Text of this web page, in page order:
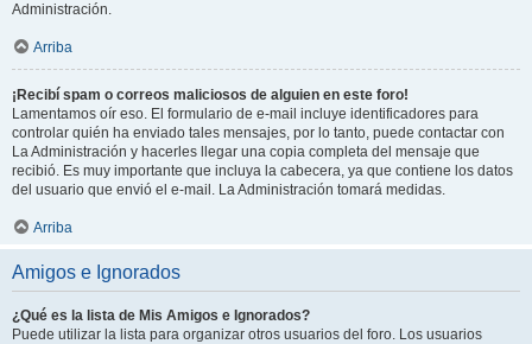
Administración.
Arriba
¡Recibí spam o correos maliciosos de alguien en este foro!
Lamentamos oír eso. El formulario de e-mail incluye identificadores para
controlar quién ha enviado tales mensajes, por lo tanto, puede contactar con
La Administración y hacerles llegar una copia completa del mensaje que
recibió. Es muy importante que incluya la cabecera, ya que contiene los datos
del usuario que envió el e-mail. La Administración tomará medidas.
Arriba
Amigos e Ignorados
¿Qué es la lista de Mis Amigos e Ignorados?
Puede utilizar la lista para organizar otros usuarios del foro. Los usuarios